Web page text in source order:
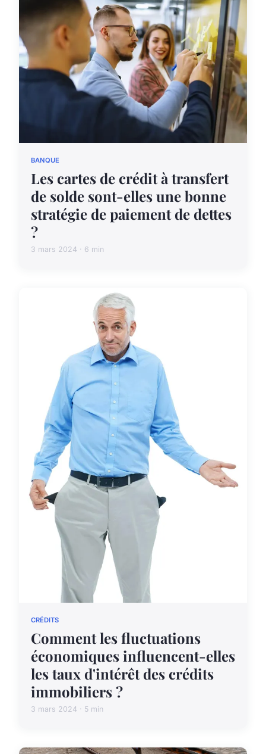
BANQUE
Les cartes de crédit à transfert
de solde sont-elles une bonne
stratégie de paiement de dettes
?
3 mars 2024 · 6 min
CRÉDITS
Comment les fluctuations
économiques influencent-elles
les taux d'intérêt des crédits
immobiliers ?
3 mars 2024 · 5 min